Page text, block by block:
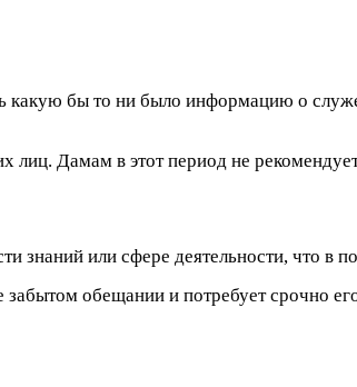
какую бы то ни было информацию о
лиц. Дамам в этот период не
знаний или сфере деятельности, что в
обещании и потребует срочно